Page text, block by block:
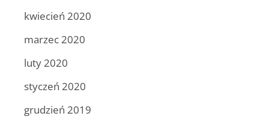
kwiecień 2020
marzec 2020
luty 2020
styczeń 2020
grudzień 2019